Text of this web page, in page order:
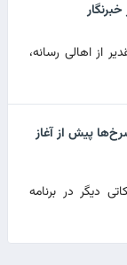
از اهالی رسانه،
پیش از آغاز
دیگر در برنامه